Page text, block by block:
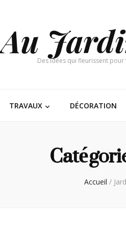
AuDes idées qui fleurissent
TRAVAUX DÉCORATION
Accueil /